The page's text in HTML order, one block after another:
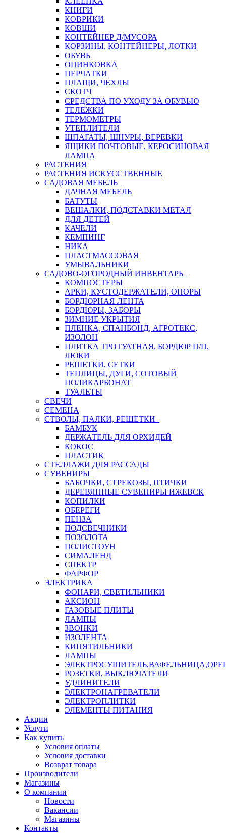
КНИГИ
КОВРИКИ
КОВШИ
КОНТЕЙНЕР Д/МУСОРА
КОРЗИНЫ, КОНТЕЙНЕРЫ, ЛОТКИ
ОБУВЬ
ОЦИНКОВКА
ПЕРЧАТКИ
ПЛАЩИ, ЧЕХЛЫ
СКОТЧ
СРЕДСТВА ПО УХОДУ ЗА ОБУВЬЮ
ТЕЛЕЖКИ
ТЕРМОМЕТРЫ
УТЕПЛИТЕЛИ
ШПАГАТЫ, ШНУРЫ, ВЕРЕВКИ
ЯЩИКИ ПОЧТОВЫЕ, КЕРОСИНОВАЯ
ЛАМПА
РАСТЕНИЯ
РАСТЕНИЯ ИСКУССТВЕННЫЕ
САДОВАЯ МЕБЕЛЬ
ДАЧНАЯ МЕБЕЛЬ
БАТУТЫ
ВЕШАЛКИ, ПОДСТАВКИ МЕТАЛ
ДЛЯ ДЕТЕЙ
КАЧЕЛИ
КЕМПИНГ
НИКА
ПЛАСТМАССОВАЯ
УМЫВАЛЬНИКИ
САДОВО-ОГОРОДНЫЙ ИНВЕНТАРЬ
КОМПОСТЕРЫ
АРКИ, КУСТОДЕРЖАТЕЛИ, ОПОРЫ
БОРДЮРНАЯ ЛЕНТА
БОРДЮРЫ, ЗАБОРЫ
ЗИМНИЕ УКРЫТИЯ
ПЛЕНКА, СПАНБОНД, АГРОТЕКС,
ИЗОЛОН
ПЛИТКА ТРОТУАТНАЯ, БОРДЮР П/П,
ЛЮКИ
РЕШЕТКИ, СЕТКИ
ТЕПЛИЦЫ, ДУГИ, СОТОВЫЙ
ПОЛИКАРБОНАТ
ТУАЛЕТЫ
СВЕЧИ
СЕМЕНА
СТВОЛЫ, ПАЛКИ, РЕШЕТКИ
БАМБУК
ДЕРЖАТЕЛЬ ДЛЯ ОРХИДЕЙ
КОКОС
ПЛАСТИК
СТЕЛЛАЖИ ДЛЯ РАССАДЫ
СУВЕНИРЫ
БАБОЧКИ, СТРЕКОЗЫ, ПТИЧКИ
ДЕРЕВЯННЫЕ СУВЕНИРЫ ИЖЕВСК
КОПИЛКИ
ОБЕРЕГИ
ПЕНЗА
ПОДСВЕЧНИКИ
ПОЗОЛОТА
ПОЛИСТОУН
СИМАЛЕНД
СПЕКТР
ФАРФОР
ЭЛЕКТРИКА
ФОНАРИ, СВЕТИЛЬНИКИ
АКСИОН
ГАЗОВЫЕ ПЛИТЫ
ЛАМПЫ
ЗВОНКИ
ИЗОЛЕНТА
КИПЯТИЛЬНИКИ
ЛАМПЫ
РОЗЕТКИ, ВЫКЛЮЧАТЕЛИ
УДЛИНИТЕЛИ
ЭЛЕКТРОНАГРЕВАТЕЛИ
ЭЛЕКТРОПЛИТКИ
ЭЛЕМЕНТЫ ПИТАНИЯ
Акции
Услуги
Как купить
Условия оплаты
Условия доставки
Возврат товара
Производители
Магазины
О компании
Новости
Вакансии
Магазины
Контакты